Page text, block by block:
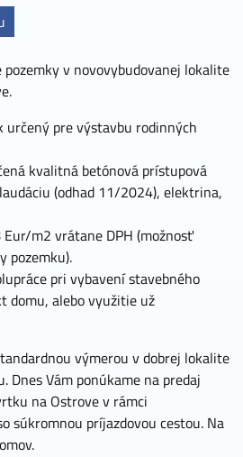
pozemky v novovybudovanej lokalite
určený pre výstavbu rodinných
kvalitná betónová prístupová
(odhad 11/2024), elektrina,
Eur/m2 vrátane DPH (možnosť
pozemku).
pri vybavení stavebného
domu, alebo využitie už
výmerou v dobrej lokalite
Dnes Vám ponúkame na predaj
na Ostrove v rámci
súkromnou príjazdovou cestou. Na